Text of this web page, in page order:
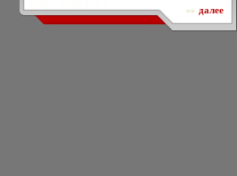
>> далее